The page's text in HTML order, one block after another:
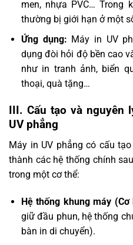
men, nhựa PVC… Trong
thường bị giới hạn ở một
Ứng dụng: Máy in UV
dụng đòi hỏi độ bền cao
như in tranh ảnh, biển
thoại, quà tặng…
III. Cấu tạo và nguyên
UV phẳng
Máy in UV phẳng có cấu
thành các hệ thống chính
trong một cơ thể:
Hệ thống khung máy (Cơ
giữ đầu phun, hệ thống
bàn in di chuyển).